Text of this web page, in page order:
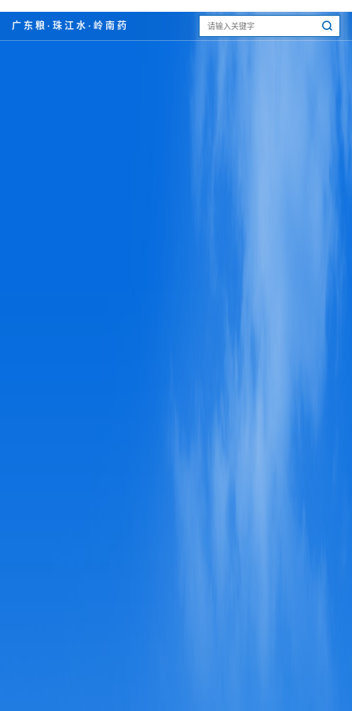
广东粮·珠江水·岭南药